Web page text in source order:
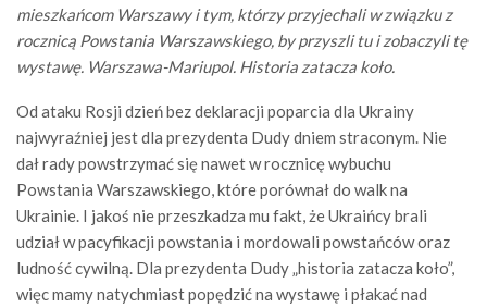
mieszkańcom Warszawy i tym, którzy przyjechali w związku z
rocznicą Powstania Warszawskiego, by przyszli tu i zobaczyli tę
wystawę. Warszawa-Mariupol. Historia zatacza koło.
Od ataku Rosji dzień bez deklaracji poparcia dla Ukrainy
najwyraźniej jest dla prezydenta Dudy dniem straconym. Nie
dał rady powstrzymać się nawet w rocznicę wybuchu
Powstania Warszawskiego, które porównał do walk na
Ukrainie. I jakoś nie przeszkadza mu fakt, że Ukraińcy brali
udział w pacyfikacji powstania i mordowali powstańców oraz
ludność cywilną. Dla prezydenta Dudy „historia zatacza koło”,
więc mamy natychmiast popędzić na wystawę i płakać nad